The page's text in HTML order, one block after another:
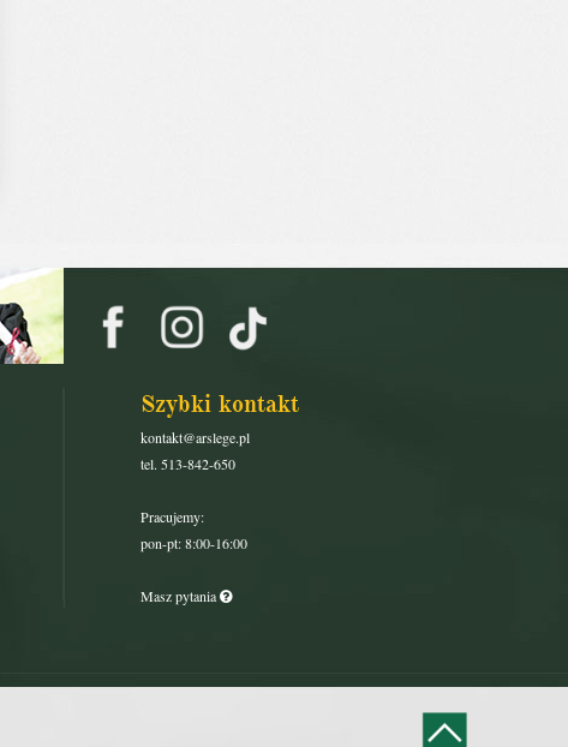
Szybki kontakt
kontakt@arslege.pl
tel. 513-842-650
Pracujemy:
pon-pt: 8:00-16:00
Masz pytania